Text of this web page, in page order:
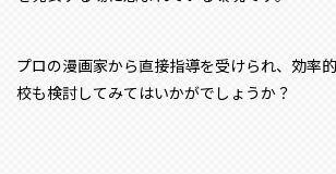
プロの漫画家から直接指導を受けられ、効率
校も検討してみてはいかがでしょうか？